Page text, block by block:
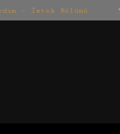
– İstek Bölümü